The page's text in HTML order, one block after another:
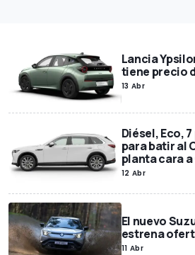
Lancia
tiene precio
13 Abr
Diésel, Eco,
para batir al
planta cara a
12 Abr
El nuevo
estrena
11 Abr